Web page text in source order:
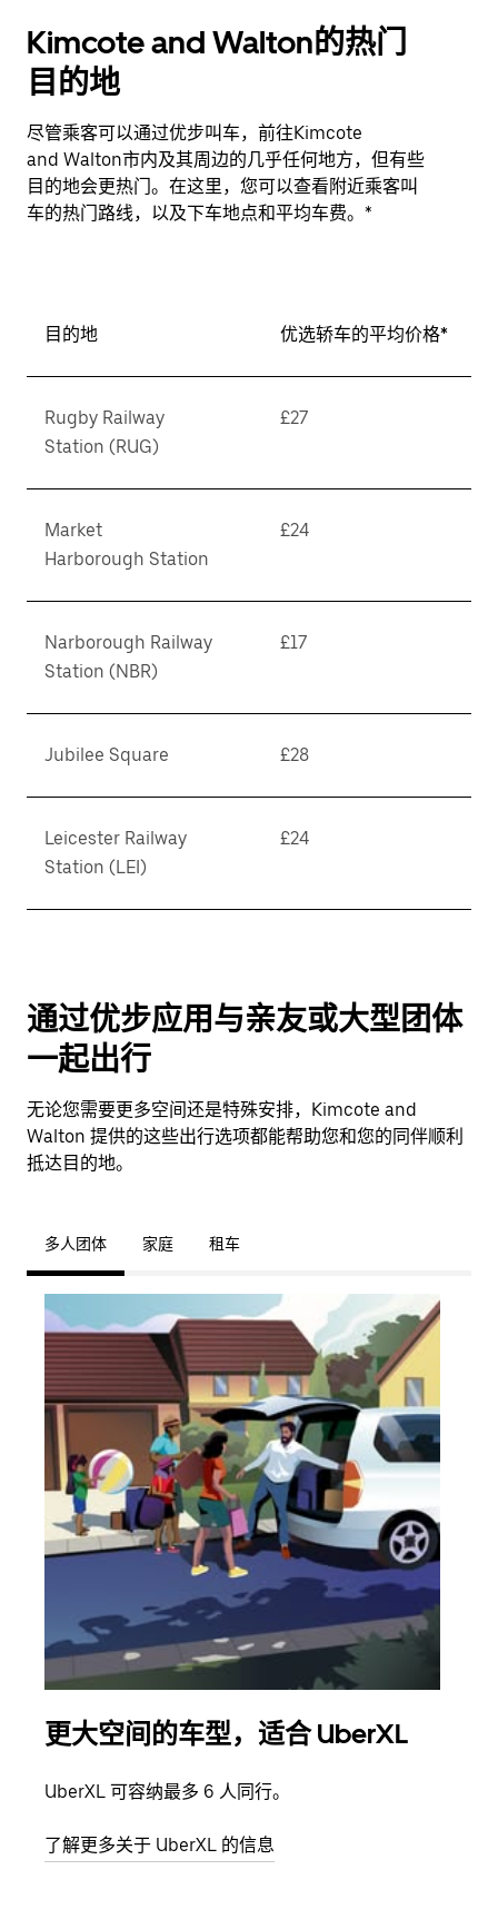
Kimcote and Walton的热门
目的地
尽管乘客可以通过优步叫车，前往Kimcote
and Walton市内及其周边的几乎任何地方，但有些
目的地会更热门。在这里，您可以查看附近乘客叫
车的热门路线，以及下车地点和平均车费。*
目的地 优选轿车的平均价格*
Rugby Railway
Station (RUG)
£27
Market
Harborough Station
£24
Narborough Railway
Station (NBR)
£17
Jubilee Square £28
Leicester Railway
Station (LEI)
£24
通过优步应用与亲友或大型团体
一起出行
无论您需要更多空间还是特殊安排，Kimcote and
Walton 提供的这些出行选项都能帮助您和您的同伴顺利
抵达目的地。
多人团体 家庭 租车
更大空间的车型，适合 UberXL
UberXL 可容纳最多 6 人同行。
了解更多关于 UberXL 的信息